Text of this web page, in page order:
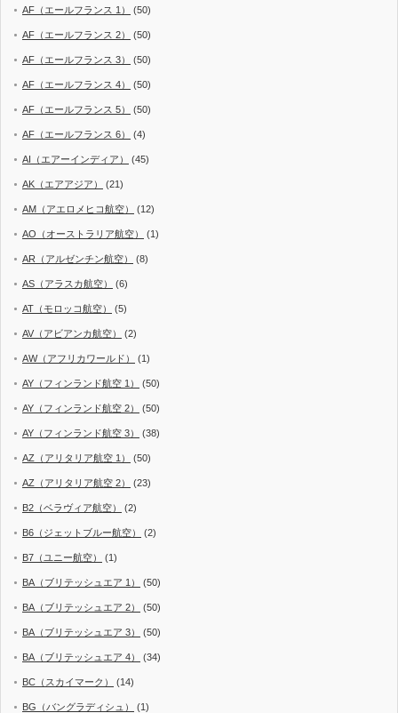
AF（エールフランス 1） (50)
AF（エールフランス 2） (50)
AF（エールフランス 3） (50)
AF（エールフランス 4） (50)
AF（エールフランス 5） (50)
AF（エールフランス 6） (4)
AI（エアーインディア） (45)
AK（エアアジア） (21)
AM（アエロメヒコ航空） (12)
AO（オーストラリア航空） (1)
AR（アルゼンチン航空） (8)
AS（アラスカ航空） (6)
AT（モロッコ航空） (5)
AV（アビアンカ航空） (2)
AW（アフリカワールド） (1)
AY（フィンランド航空 1） (50)
AY（フィンランド航空 2） (50)
AY（フィンランド航空 3） (38)
AZ（アリタリア航空 1） (50)
AZ（アリタリア航空 2） (23)
B2（ベラヴィア航空） (2)
B6（ジェットブルー航空） (2)
B7（ユニー航空） (1)
BA（ブリテッシュエア 1） (50)
BA（ブリテッシュエア 2） (50)
BA（ブリテッシュエア 3） (50)
BA（ブリテッシュエア 4） (34)
BC（スカイマーク） (14)
BG（バングラディシュ） (1)